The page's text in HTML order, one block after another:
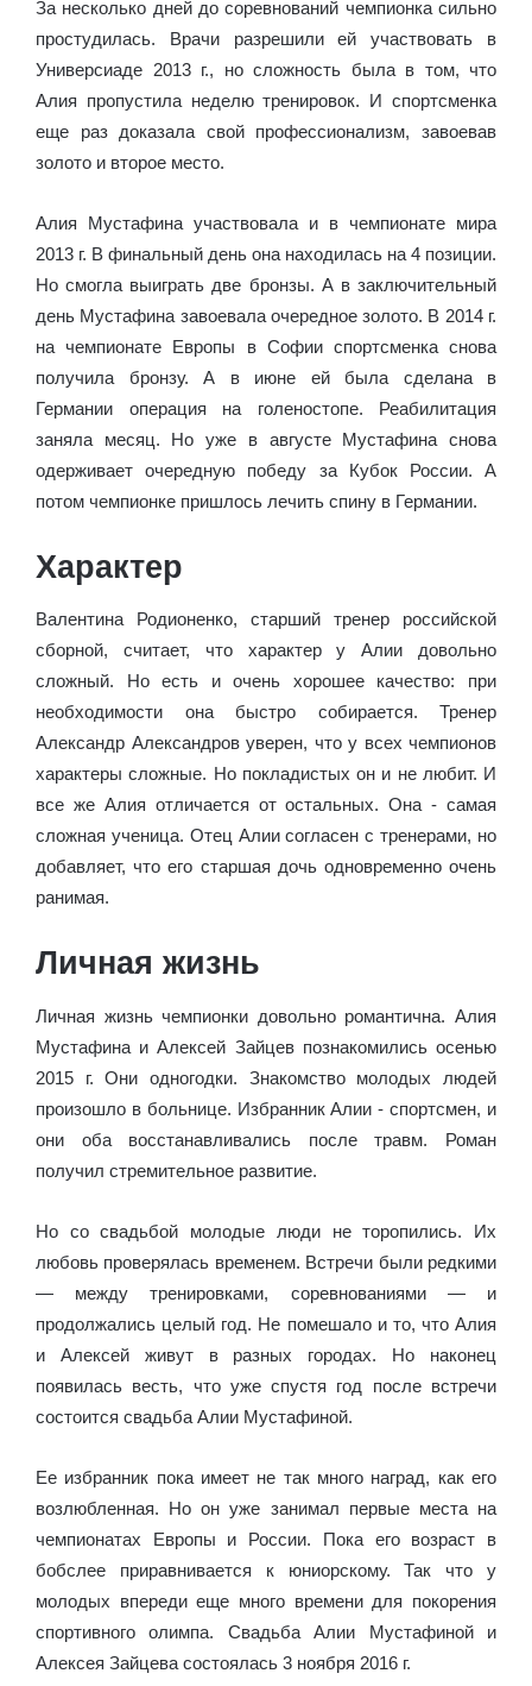
За несколько дней до соревнований чемпионка сильно
простудилась. Врачи разрешили ей участвовать в
Универсиаде 2013 г., но сложность была в том, что
Алия пропустила неделю тренировок. И спортсменка
еще раз доказала свой профессионализм, завоевав
золото и второе место.
Алия Мустафина участвовала и в чемпионате мира
2013 г. В финальный день она находилась на 4 позиции.
Но смогла выиграть две бронзы. А в заключительный
день Мустафина завоевала очередное золото. В 2014 г.
на чемпионате Европы в Софии спортсменка снова
получила бронзу. А в июне ей была сделана в
Германии операция на голеностопе. Реабилитация
заняла месяц. Но уже в августе Мустафина снова
одерживает очередную победу за Кубок России. А
потом чемпионке пришлось лечить спину в Германии.
Характер
Валентина Родионенко, старший тренер российской
сборной, считает, что характер у Алии довольно
сложный. Но есть и очень хорошее качество: при
необходимости она быстро собирается. Тренер
Александр Александров уверен, что у всех чемпионов
характеры сложные. Но покладистых он и не любит. И
все же Алия отличается от остальных. Она - самая
сложная ученица. Отец Алии согласен с тренерами, но
добавляет, что его старшая дочь одновременно очень
ранимая.
Личная жизнь
Личная жизнь чемпионки довольно романтична. Алия
Мустафина и Алексей Зайцев познакомились осенью
2015 г. Они одногодки. Знакомство молодых людей
произошло в больнице. Избранник Алии - спортсмен, и
они оба восстанавливались после травм. Роман
получил стремительное развитие.
Но со свадьбой молодые люди не торопились. Их
любовь проверялась временем. Встречи были редкими
— между тренировками, соревнованиями — и
продолжались целый год. Не помешало и то, что Алия
и Алексей живут в разных городах. Но наконец
появилась весть, что уже спустя год после встречи
состоится свадьба Алии Мустафиной.
Ее избранник пока имеет не так много наград, как его
возлюбленная. Но он уже занимал первые места на
чемпионатах Европы и России. Пока его возраст в
бобслее приравнивается к юниорскому. Так что у
молодых впереди еще много времени для покорения
спортивного олимпа. Свадьба Алии Мустафиной и
Алексея Зайцева состоялась 3 ноября 2016 г.